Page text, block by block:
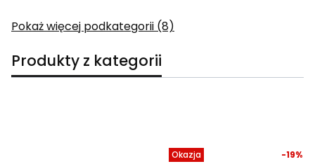
Pokaż więcej podkategorii (8)
Produkty z kategorii
Okazja -19%